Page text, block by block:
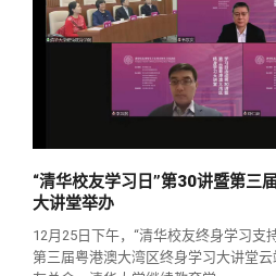
“清华校友学习日”第30讲暨第三
大讲堂举办
12月25日下午，“清华校友终身学习支
第三届粤港澳大湾区终身学习大讲堂